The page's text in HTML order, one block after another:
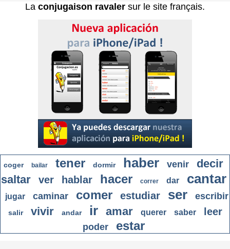
La conjugaison ravaler sur le site français.
coger bailar tener dormir haber venir
decir
saltar
ver hablar hacer correr dar cantar
jugar caminar comer estudiar ser escribir
salir vivir andar ir amar querer saber leer
poder estar